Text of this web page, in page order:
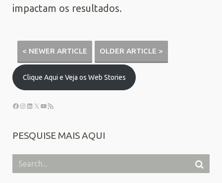
impactam os resultados.
< NEWER ARTICLE OLDER ARTICLE >
Clique Aqui e Veja os Web Stories
PESQUISE MAIS AQUI